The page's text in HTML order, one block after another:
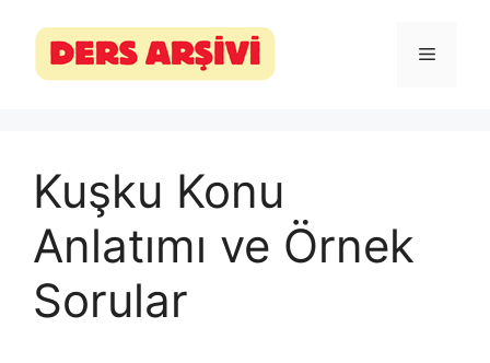
Menü
Kuşku Konu
Anlatımı ve Örnek
Sorular